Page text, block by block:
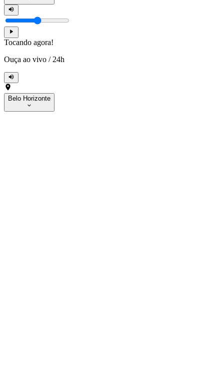
Tocando agora!
Ouça ao vivo / 24h
Belo Horizonte